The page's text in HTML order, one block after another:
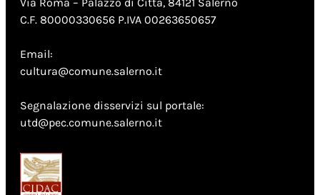
C.F. 80000330656 P.IVA 00263650657
Email:
cultura@comune.salerno.it
Segnalazione disservizi sul portale:
utd@pec.comune.salerno.it